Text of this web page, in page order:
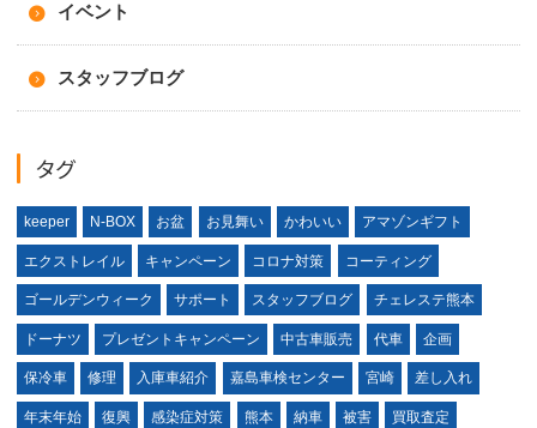
イベント
スタッフブログ
タグ
keeper N-BOX お盆 お見舞い かわいい アマゾンギフト
エクストレイル キャンペーン コロナ対策 コーティング
ゴールデンウィーク サポート スタッフブログ チェレステ熊本
ドーナツ プレゼントキャンペーン 中古車販売 代車 企画
保冷車 修理 入庫車紹介 嘉島車検センター 宮崎 差し入れ
年末年始 復興 感染症対策 熊本 納車 被害 買取査定